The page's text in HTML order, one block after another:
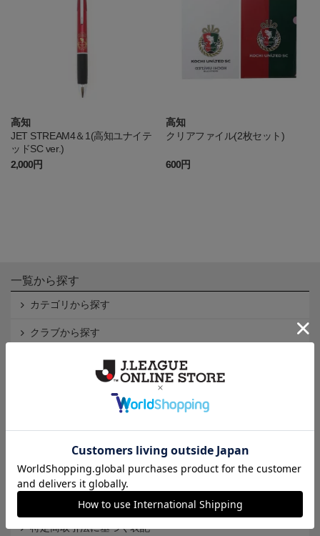
高知
JET STREAM4＆1(高知ユナイテ
ッドSC ver.)
2,000円
高知
クリアファイル(2枚セット)
600円
一覧から探す
カテゴリから探す
クラブから探す
Ｊ2
インフォメーション
Ｊリーグオンラインストアとは
個人情報保護方針
Cookieポリシー
特定商取引法に基づく表記